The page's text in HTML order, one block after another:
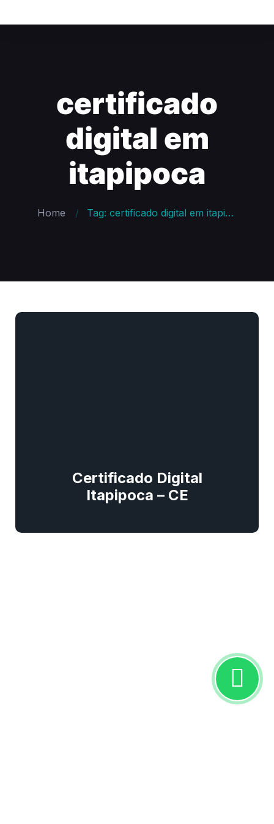
certificado
digital em
itapipoca
Home Tag: certificado digital em itapipoca
Certificado Digital
Itapipoca – CE